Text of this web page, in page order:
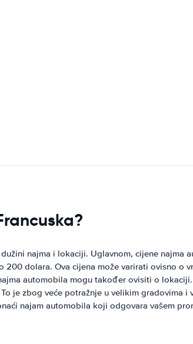
najma i lokaciji. Uglavnom, cijene najma
dolara. Ova cijena može varirati ovisno o
automobila mogu također ovisiti o
je zbog veće potražnje u velikim gradovima
najam automobila koji odgovara vašem